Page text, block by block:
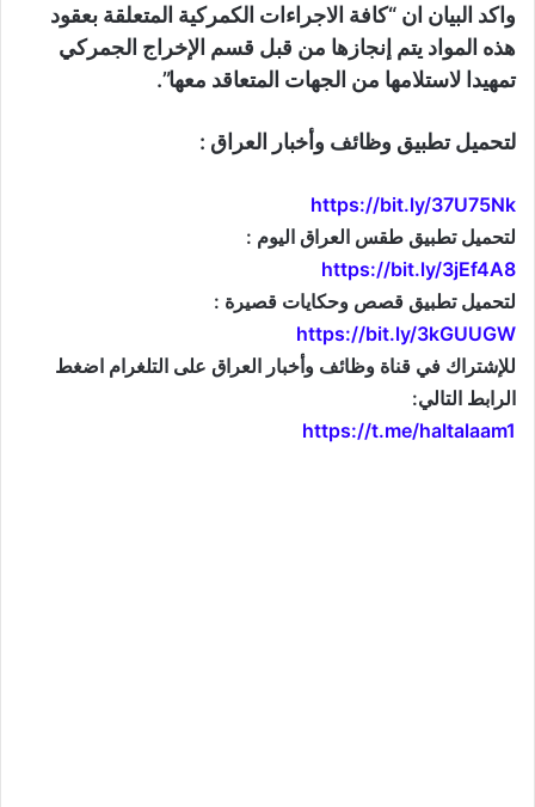
واكد البيان ان “كافة الاجراءات الكمركية المتعلقة بعقود
هذه المواد يتم إنجازها من قبل قسم الإخراج الجمركي
تمهيدا لاستلامها من الجهات المتعاقد معها”.
لتحميل تطبيق وظائف وأخبار العراق :
https://bit.ly/37U75Nk
لتحميل تطبيق طقس العراق اليوم :
https://bit.ly/3jEf4A8
لتحميل تطبيق قصص وحكايات قصيرة :
https://bit.ly/3kGUUGW
للإشتراك في قناة وظائف وأخبار العراق على التلغرام اضغط
الرابط التالي:
https://t.me/haltalaam1